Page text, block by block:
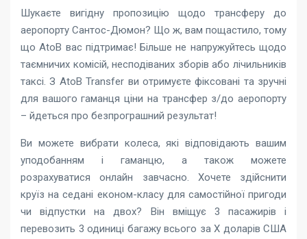
Шукаєте вигідну пропозицію щодо трансферу до
аеропорту Сантос-Дюмон? Що ж, вам пощастило, тому
що AtoB вас підтримає! Більше не напружуйтесь щодо
таємничих комісій, несподіваних зборів або лічильників
таксі. З AtoB Transfer ви отримуєте фіксовані та зручні
для вашого гаманця ціни на трансфер з/до аеропорту
– йдеться про безпрограшний результат!
Ви можете вибрати колеса, які відповідають вашим
уподобанням і гаманцю, а також можете
розрахуватися онлайн завчасно. Хочете здійснити
круїз на седані економ-класу для самостійної пригоди
чи відпустки на двох? Він вміщує 3 пасажирів і
перевозить 3 одиниці багажу всього за X доларів США